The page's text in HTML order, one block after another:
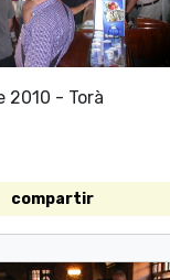
2010 - Torà
compartir